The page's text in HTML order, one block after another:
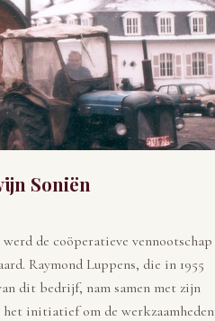
Soniën
de coöperatieve vennootschap
Raymond Luppens, die in 1955
dit bedrijf, nam samen met zijn
het initiatief om de werkzaamheden